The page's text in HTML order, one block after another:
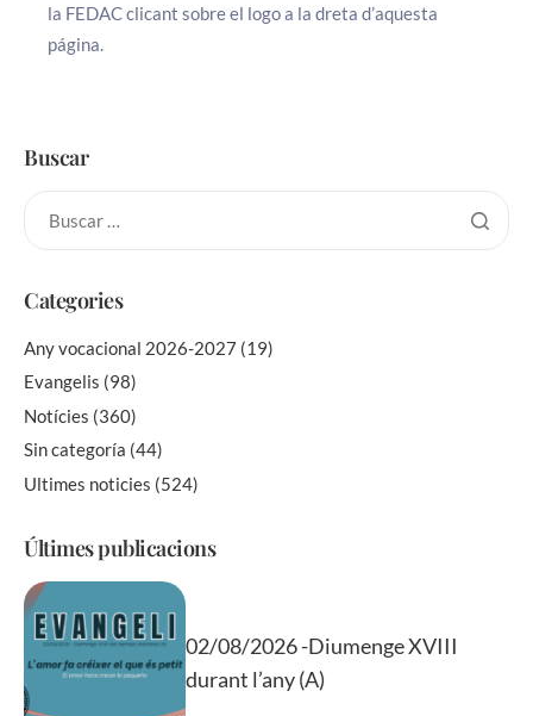
la FEDAC clicant sobre el logo a la dreta d’aquesta
página.
Buscar
Categories
Any vocacional 2026-2027 (19)
Evangelis (98)
Notícies (360)
Sin categoría (44)
Ultimes noticies (524)
Últimes publicacions
02/08/2026 -Diumenge XVIII
durant l’any (A)